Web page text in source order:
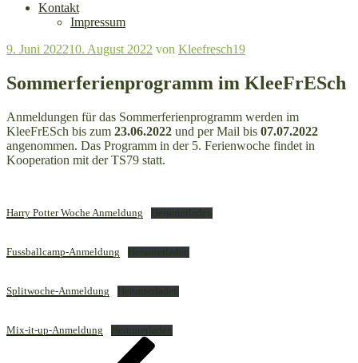
Kontakt
Impressum
Veröffentlicht
9. Juni 202210. August 2022 von Kleefresch19
Sommerferienprogramm im KleeFrESch
Anmeldungen für das Sommerferienprogramm werden im
KleeFrESch bis zum 23.06.2022 und per Mail bis 07.07.2022
angenommen. Das Programm in der 5. Ferienwoche findet in
Kooperation mit der TS79 statt.
Harry Potter Woche Anmeldung Herunterladen
Fussballcamp-Anmeldung Herunterladen
Splitwoche-Anmeldung Herunterladen
Mix-it-up-Anmeldung Herunterladen
Beitragsnavigation